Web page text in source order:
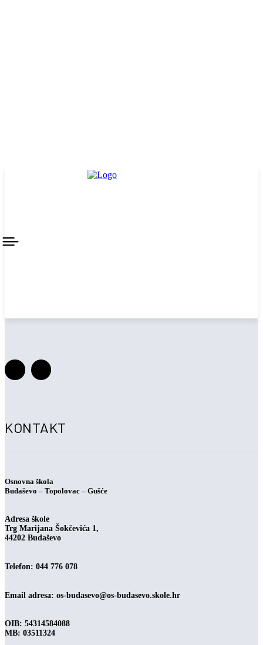
KONTAKT
Osnovna škola
Budaševo – Topolovac – Gušće
Adresa škole
Trg Marijana Šokčevića 1,
44202 Budaševo
Telefon: 044 776 078
Email adresa: os-budasevo@os-budasevo.skole.hr
OIB: 54314584088
MB: 03511324